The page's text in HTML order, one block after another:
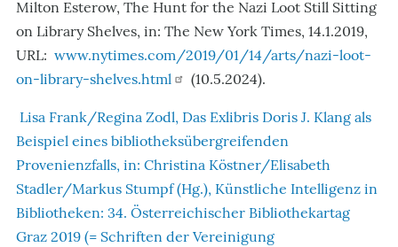
Milton Esterow, The Hunt for the Nazi Loot Still Sitting
on Library Shelves, in: The New York Times, 14.1.2019,
URL: www.nytimes.com/2019/01/14/arts/nazi-loot-
on-library-shelves.html
(10.5.2024).
Lisa Frank/Regina Zodl, Das Exlibris Doris J. Klang als
Beispiel eines bibliotheksübergreifenden
Provenienzfalls, in: Christina Köstner/Elisabeth
Stadler/Markus Stumpf (Hg.), Künstliche Intelligenz in
Bibliotheken: 34. Österreichischer Bibliothekartag
Graz 2019 (= Schriften der Vereinigung